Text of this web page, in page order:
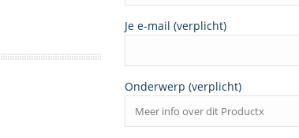
Je e-mail (verplicht)
Onderwerp (verplicht)